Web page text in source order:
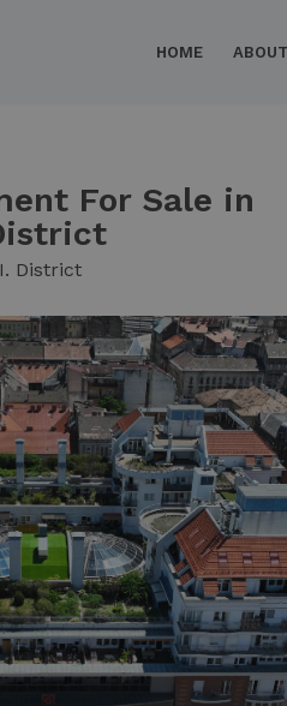
HOME
For Sale in
District